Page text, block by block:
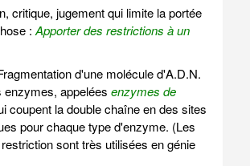
critique, jugement qui limite la portée
: Apporter des restrictions à un
d'une molécule d'A.D.N.
enzymes, appelées enzymes de
coupent la double chaîne en des sites
pour chaque type d'enzyme. (Les
sont très utilisées en génie